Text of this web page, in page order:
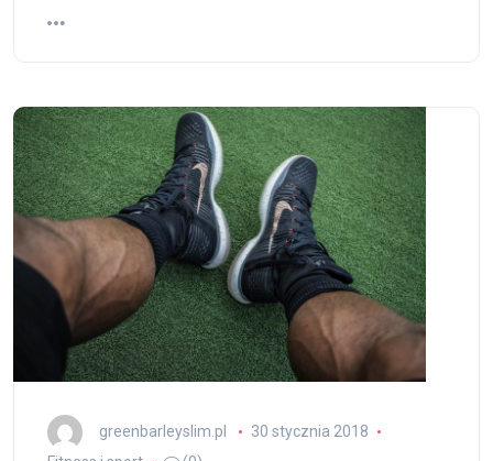
greenbarleyslim.pl
30 stycznia 2018